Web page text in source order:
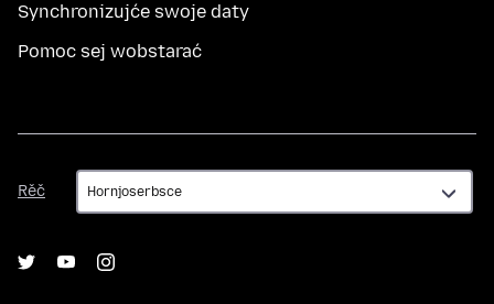
Synchronizujće swoje daty
Pomoc sej wobstarać
Rěč
Rěč